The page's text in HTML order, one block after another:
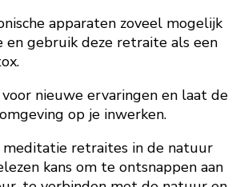
apparaten zoveel mogelijk
en gebruik deze retraite als een
nieuwe ervaringen en laat de
op je inwerken.
meditatie retraites in de natuur
kans om te ontsnappen aan